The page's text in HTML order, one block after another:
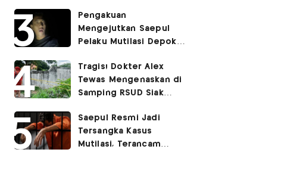
Pengakuan
Mengejutkan Saepul
Pelaku Mutilasi Depok:
Korban di Kontrakan
Tragis! Dokter Alex
Tewas Mengenaskan di
Samping RSUD Siak
Rocuronium
Saepul Resmi Jadi
Tersangka Kasus
Mutilasi, Terancam